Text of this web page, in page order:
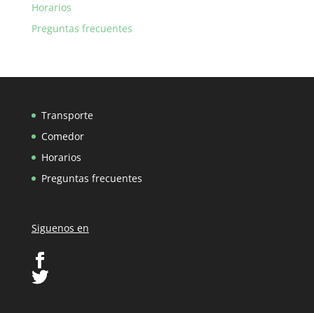
Horarios
Preguntas frecuentes
Transporte
Comedor
Horarios
Preguntas frecuentes
Siguenos en